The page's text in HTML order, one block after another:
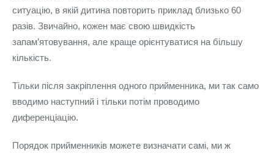
ситуацію, в якій дитина повторить приклад близько 60
разів. Звичайно, кожен має свою швидкість
запам’ятовування, але краще орієнтуватися на більшу
кількість.
Тільки після закріплення одного прийменника, ми так само
вводимо наступний і тільки потім проводимо
диференціацію.
Порядок прийменників можете визначати самі, ми ж